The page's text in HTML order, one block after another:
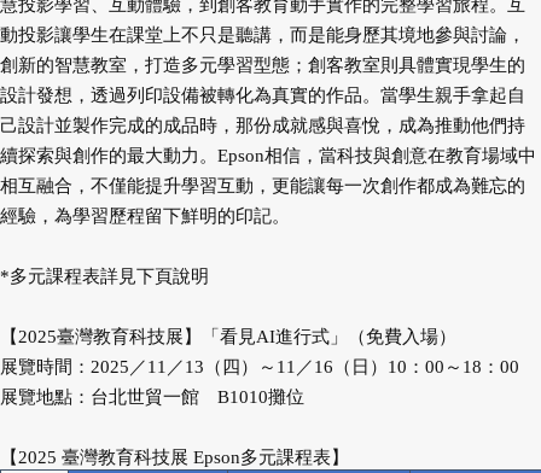
慧投影學習、互動體驗，到創客教育動手實作的完整學習旅程。互
動投影讓學生在課堂上不只是聽講，而是能身歷其境地參與討論，
創新的智慧教室，打造多元學習型態；創客教室則具體實現學生的
設計發想，透過列印設備被轉化為真實的作品。當學生親手拿起自
己設計並製作完成的成品時，那份成就感與喜悅，成為推動他們持
續探索與創作的最大動力。Epson相信，當科技與創意在教育場域中
相互融合，不僅能提升學習互動，更能讓每一次創作都成為難忘的
經驗，為學習歷程留下鮮明的印記。
*多元課程表詳見下頁說明
【2025臺灣教育科技展】「看見AI進行式」（免費入場）
展覽時間：2025／11／13（四）～11／16（日）10：00～18：00
展覽地點：台北世貿一館 B1010攤位
【2025 臺灣教育科技展 Epson多元課程表】